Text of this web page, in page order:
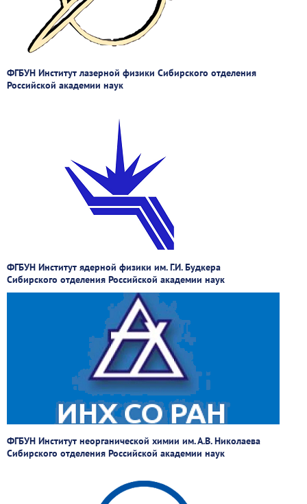
ФГБУН Институт лазерной физики Сибирского отделения
Российской академии наук
ФГБУН Институт ядерной физики им. Г.И. Будкера
Сибирского отделения Российской академии наук
ФГБУН Институт неорганической химии им. А.В. Николаева
Сибирского отделения Российской академии наук